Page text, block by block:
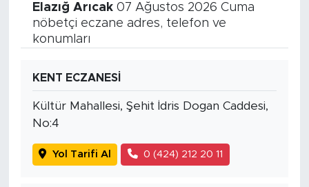
Elazığ Arıcak07 Ağustos 2026 Cuma
nöbetçi eczane adres, telefon ve
konumları
KENT ECZANESİ
Kültür Mahallesi, Şehit İdris Dogan Caddesi,
No:4
Yol Tarifi Al 0 (424) 212 20 11